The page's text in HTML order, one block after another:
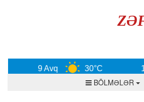
30°C 10
BÖLMƏLƏR